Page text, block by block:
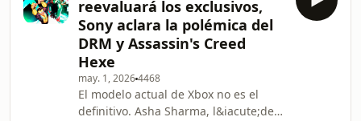
otras partes del mundo. En el
MeriPodcast de esta semana
hab&iacute;amos reflexionado sobre
la filtraci&oacute;n, pero la noticia se
ha hecho oficial, por lo que hemos
grabado un anexo a modo de
&uacute;ltima hora. Adem
reevaluará los exclusivos,
Sony aclara la polémica del
DRM y Assassin's Creed
Hexe
may. 1, 20264468
El modelo actual de Xbox no es el
definitivo. Asha Sharma, l&iacute;der